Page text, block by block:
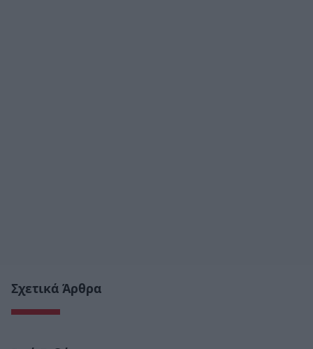
Σχετικά Άρθρα